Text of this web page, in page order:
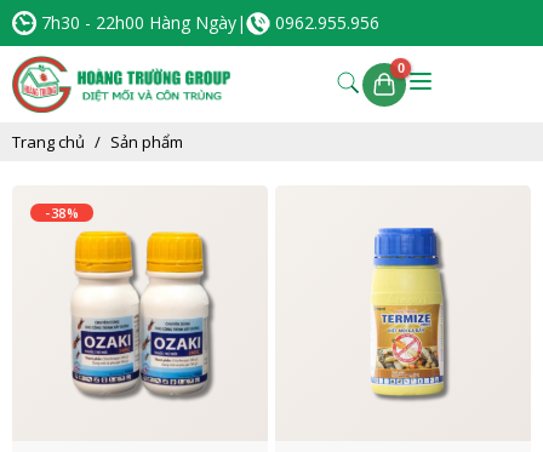
7h30 - 22h00 Hàng Ngày| 0962.955.956
Trang chủ Sản phẩm
-38%